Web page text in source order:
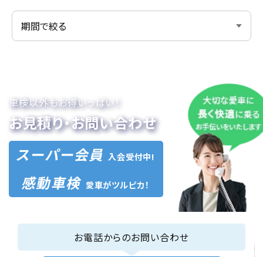
車検以外もお得いっぱい！
お見積り・お問い合わせ
スーパー会員 入会受付中!
感動車検 愛車がツルピカ！
お電話からのお問い合わせ